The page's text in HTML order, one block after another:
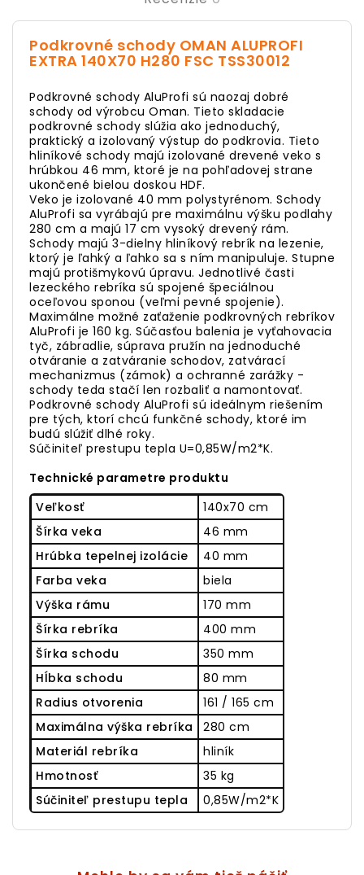
Podkrovné schody OMAN ALUPROFI
EXTRA 140X70 H280 FSC TSS30012
Podkrovné schody AluProfi sú naozaj dobré
schody od výrobcu Oman. Tieto skladacie
podkrovné schody slúžia ako jednoduchý,
praktický a izolovaný výstup do podkrovia. Tieto
hliníkové schody majú izolované drevené veko s
hrúbkou 46 mm, ktoré je na pohľadovej strane
ukončené bielou doskou HDF.
Veko je izolované 40 mm polystyrénom. Schody
AluProfi sa vyrábajú pre maximálnu výšku podlahy
280 cm a majú 17 cm vysoký drevený rám.
Schody majú 3-dielny hliníkový rebrík na lezenie,
ktorý je ľahký a ľahko sa s ním manipuluje. Stupne
majú protišmykovú úpravu. Jednotlivé časti
lezeckého rebríka sú spojené špeciálnou
oceľovou sponou (veľmi pevné spojenie).
Maximálne možné zaťaženie podkrovných rebríkov
AluProfi je 160 kg. Súčasťou balenia je vyťahovacia
tyč, zábradlie, súprava pružín na jednoduché
otváranie a zatváranie schodov, zatvárací
mechanizmus (zámok) a ochranné zarážky -
schody teda stačí len rozbaliť a namontovať.
Podkrovné schody AluProfi sú ideálnym riešením
pre tých, ktorí chcú funkčné schody, ktoré im
budú slúžiť dlhé roky.
Súčiniteľ prestupu tepla U=0,85W/m2*K.
Technické parametre produktu
Veľkosť
140x70 cm
Šírka veka
46 mm
Hrúbka tepelnej izolácie
40 mm
Farba veka
biela
Výška rámu
170 mm
Šírka rebríka
400 mm
Šírka schodu
350 mm
Hĺbka schodu
80 mm
Radius otvorenia
161 / 165 cm
Maximálna výška rebríka
280 cm
Materiál rebríka
hliník
Hmotnosť
35 kg
Súčiniteľ prestupu tepla
0,85W/m2*K